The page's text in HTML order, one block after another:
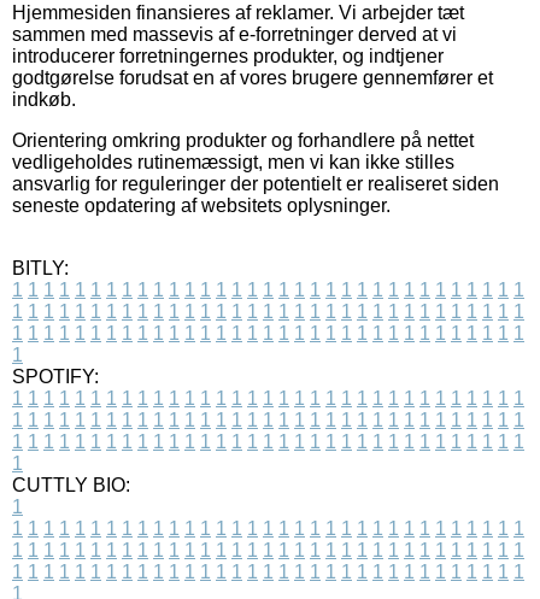
Hjemmesiden finansieres af reklamer. Vi arbejder tæt
sammen med massevis af e-forretninger derved at vi
introducerer forretningernes produkter, og indtjener
godtgørelse forudsat en af vores brugere gennemfører et
indkøb.
Orientering omkring produkter og forhandlere på nettet
vedligeholdes rutinemæssigt, men vi kan ikke stilles
ansvarlig for reguleringer der potentielt er realiseret siden
seneste opdatering af websitets oplysninger.
BITLY:
1 1 1 1 1 1 1 1 1 1 1 1 1 1 1 1 1 1 1 1 1 1 1 1 1 1 1 1 1 1 1 1 1
1 1 1 1 1 1 1 1 1 1 1 1 1 1 1 1 1 1 1 1 1 1 1 1 1 1 1 1 1 1 1 1 1
1 1 1 1 1 1 1 1 1 1 1 1 1 1 1 1 1 1 1 1 1 1 1 1 1 1 1 1 1 1 1 1 1
1
SPOTIFY:
1 1 1 1 1 1 1 1 1 1 1 1 1 1 1 1 1 1 1 1 1 1 1 1 1 1 1 1 1 1 1 1 1
1 1 1 1 1 1 1 1 1 1 1 1 1 1 1 1 1 1 1 1 1 1 1 1 1 1 1 1 1 1 1 1 1
1 1 1 1 1 1 1 1 1 1 1 1 1 1 1 1 1 1 1 1 1 1 1 1 1 1 1 1 1 1 1 1 1
1
CUTTLY BIO:
1
1 1 1 1 1 1 1 1 1 1 1 1 1 1 1 1 1 1 1 1 1 1 1 1 1 1 1 1 1 1 1 1 1
1 1 1 1 1 1 1 1 1 1 1 1 1 1 1 1 1 1 1 1 1 1 1 1 1 1 1 1 1 1 1 1 1
1 1 1 1 1 1 1 1 1 1 1 1 1 1 1 1 1 1 1 1 1 1 1 1 1 1 1 1 1 1 1 1 1
1